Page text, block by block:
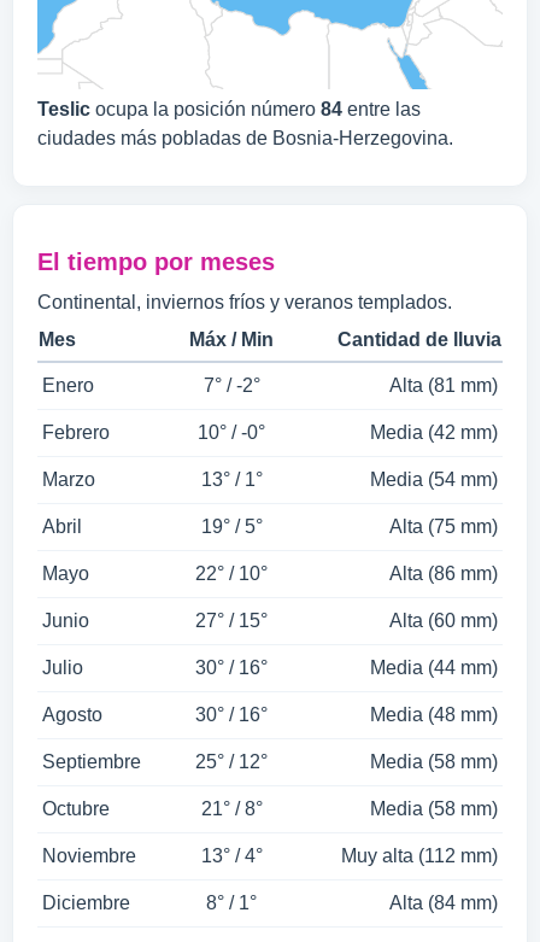
Teslic ocupa la posición número 84 entre las
ciudades más pobladas de Bosnia-Herzegovina.
El tiempo por meses
Continental, inviernos fríos y veranos templados.
Mes
Máx / Min Cantidad de lluvia
Enero 7° / -2° Alta (81 mm)
Febrero 10° / -0° Media (42 mm)
Marzo 13° / 1° Media (54 mm)
Abril 19° / 5° Alta (75 mm)
Mayo 22° / 10° Alta (86 mm)
Junio 27° / 15° Alta (60 mm)
Julio 30° / 16° Media (44 mm)
Agosto 30° / 16° Media (48 mm)
Septiembre 25° / 12° Media (58 mm)
Octubre 21° / 8° Media (58 mm)
Noviembre 13° / 4° Muy alta (112 mm)
Diciembre 8° / 1° Alta (84 mm)